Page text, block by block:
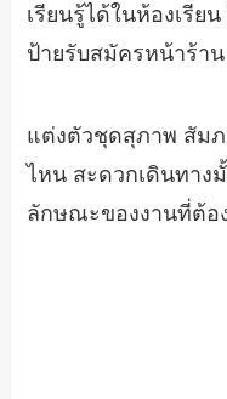
เรียนรู้ได้ในห้องเรีย
ป้ายรับสมัครหน้าร้าน
แต่งตัวชุดสุภาพ สัม
ไหน สะดวกเดินทาง
ลักษณะของงานที่ต้อ